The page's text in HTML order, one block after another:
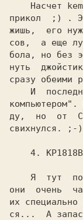
прикол  ;) .
жишь,  его
сов,  а еще
бола, но без
нуть
сразу обеими
ду,  но  от
свихнулся. ;-)
они  очень
их
ся...  А